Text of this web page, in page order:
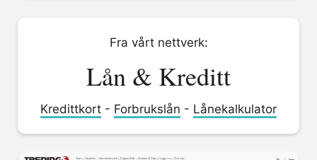
Fra vårt nettverk:
Lån & Kreditt
Kredittkort - Forbrukslån - Lånekalkulator